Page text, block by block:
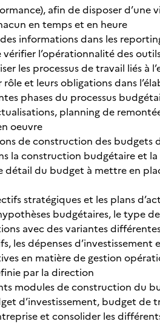
afin de disposer
en temps et en heure
informations dans les
l’opérationnalité des
les processus de travail liés à
rôle et leurs obligations dans
phases du processus
planning de
oeuvre
de construction des budgets
la construction budgétaire et
détail du budget à mettre en
stratégiques et les plans
budgétaires, le type
avec des variantes
les dépenses
en matière de gestion
par la direction
modules de construction du
d’investissement, budget de
et consolider les